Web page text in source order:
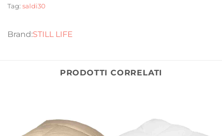
Tag: saldi30
STILL LIFE
PRODOTTI CORRELATI